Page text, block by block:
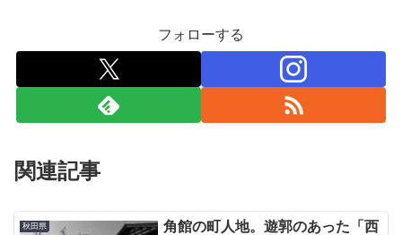
フォローする
関連記事
秋田県
角館の町人地。遊郭のあった「西